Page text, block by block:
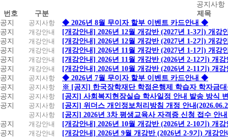
지
사
항
공지사항
번호
구분
제목
공지
공지사항
◆ 2026년 8월 무이자 할부 이벤트 카드안내 ◆
공지
개강안내
[개강안내] 2026년 12월 개강반 (2027년 1-3기) 개강
공지
개강안내
[개강안내] 2026년 12월 개강반 (2027년 1-2기) 개강
공지
개강안내
[개강안내] 2026년 11월 개강반 (2027년 1-1기) 개강
공지
개강안내
[개강안내] 2026년 11월 개강반 (2026년 2-12기) 개강
공지
개강안내
[개강안내] 2026년 10월 개강반 (2026년 2-11기) 개강
공지
공지사항
◆ 2026년 7월 무이자 할부 이벤트 카드안내 ◆
공지
공지사항
※ [공지] 한국장학재단 학점은행제 학습자 학자금
공지
공지사항
[공지] 사회복지현장실습 학사일정 안내 발송 방식
공지
공지사항
[공지] 위더스 개인정보처리방침 개정 안내
공지사항
[공지] 2026년 3차 평생교육사 자격증 신청 접수 안내
공지
개강안내
[개강안내] 2026년 10월 개강반 (2026년 2-10기) 개강
공지
개강안내
[개강안내] 2026년 9월 개강반 (2026년 2-9기) 개강안